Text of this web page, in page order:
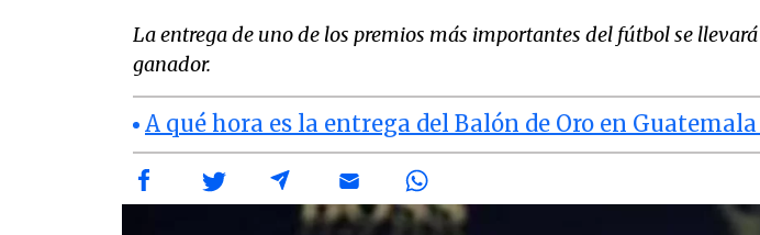
La entrega de uno de los premios más importantes del fútbol se
ganador.
A qué hora es la entrega del Balón de Oro en